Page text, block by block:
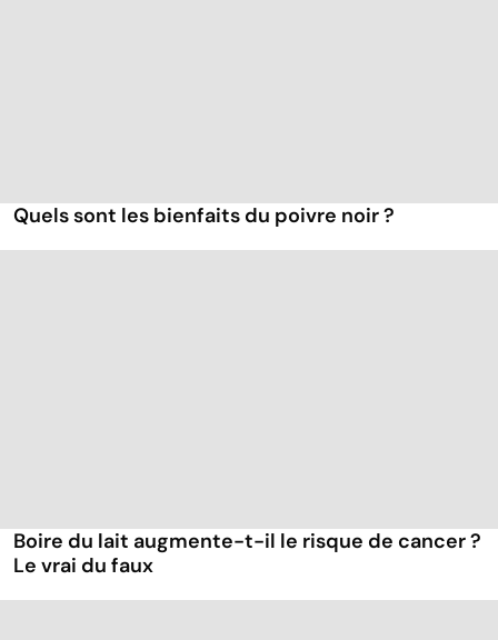
Quels sont les bienfaits du poivre noir ?
Boire du lait augmente-t-il le risque de cancer ?
Le vrai du faux